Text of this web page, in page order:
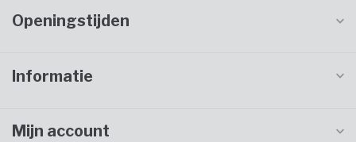
Openingstijden
Informatie
Mijn account